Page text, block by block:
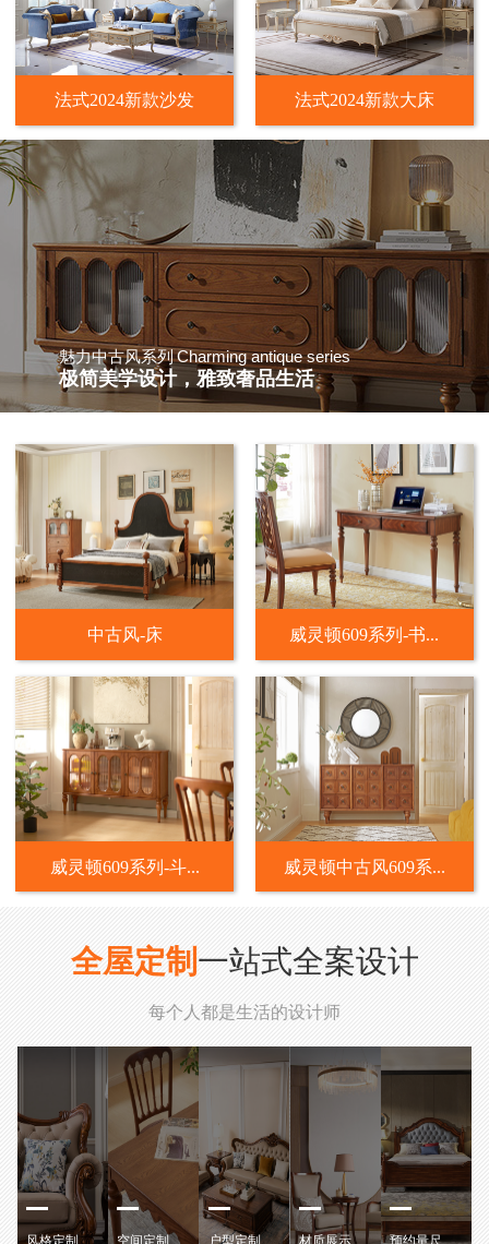
法式2024新款沙发 法式2024新款大床
魅力中古风系列 Charming antique series
极简美学设计，雅致奢品生活
中古风-床 威灵顿609系列-书...
威灵顿609系列-斗... 威灵顿中古风609系...
全屋定制 一站式全案设计
每个人都是生活的设计师
风格定制 空间定制 户型定制 材质展示 预约量尺